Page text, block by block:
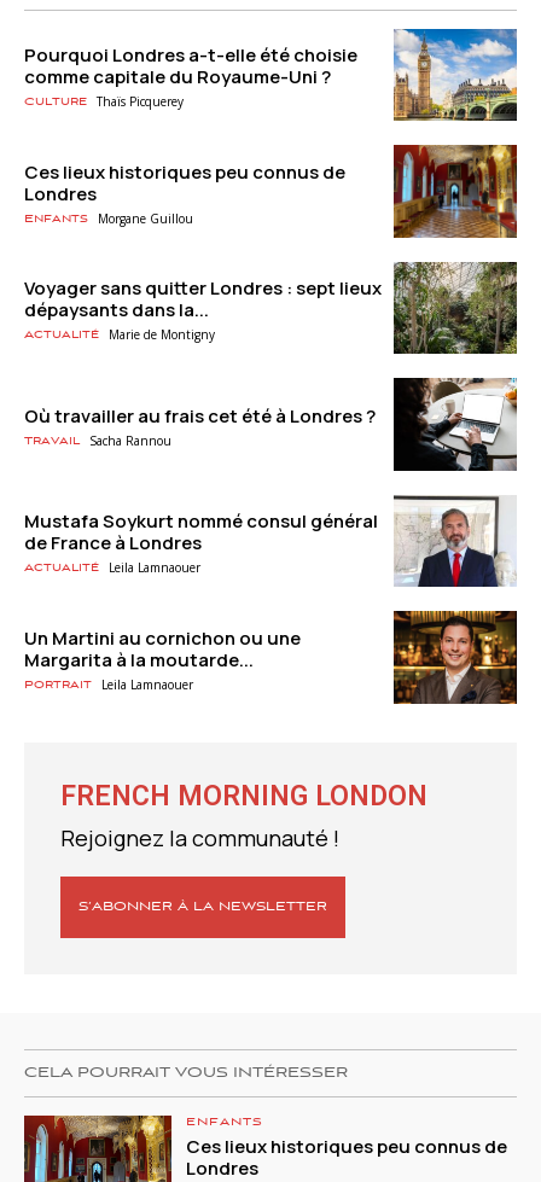
Pourquoi Londres a-t-elle été choisie
comme capitale du Royaume-Uni ?
Culture Thaïs Picquerey
Ces lieux historiques peu connus de
Londres
Enfants Morgane Guillou
Voyager sans quitter Londres : sept lieux
dépaysants dans la...
Actualité Marie de Montigny
Où travailler au frais cet été à Londres ?
Travail Sacha Rannou
Mustafa Soykurt nommé consul général
de France à Londres
Actualité Leila Lamnaouer
Un Martini au cornichon ou une
Margarita à la moutarde...
Portrait Leila Lamnaouer
FRENCH MORNING LONDON
Rejoignez la communauté !
S’ABONNER À LA NEWSLETTER
CELA POURRAIT VOUS INTÉRESSER
ENFANTS
Ces lieux historiques peu connus de
Londres